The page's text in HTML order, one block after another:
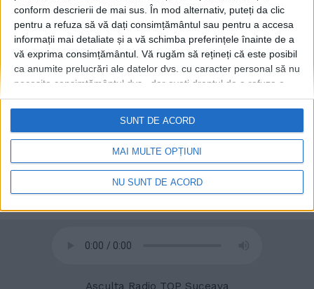
conform descrierii de mai sus. În mod alternativ, puteți da clic
pentru a refuza să vă dați consimțământul sau pentru a accesa
informații mai detaliate și a vă schimba preferințele înainte de a
vă exprima consimțământul. Vă rugăm să rețineți că este posibil
ca anumite prelucrări ale datelor dvs. cu caracter personal să nu
necesite consimțământul dvs., dar aveți dreptul de a refuza o
astfel de prelucrare. Preferințele dvs. se vor aplica numai
retrageți consimțământul în orice moment, revenind la acest site
și făcând clic pe butonul "Confidențialitate" din partea de jos a
MAI MULTE OPȚIUNI
NU SUNT DE ACORD
SUNT DE ACORD
un balon cu aer cald, o
praștie umană, o nouă
parcare, inclusiv pentru
rulote, și un restaurant cu o
arhitectură asemănătoare
16 MARTIE, 2024
Asculta Radio TOP Suceava